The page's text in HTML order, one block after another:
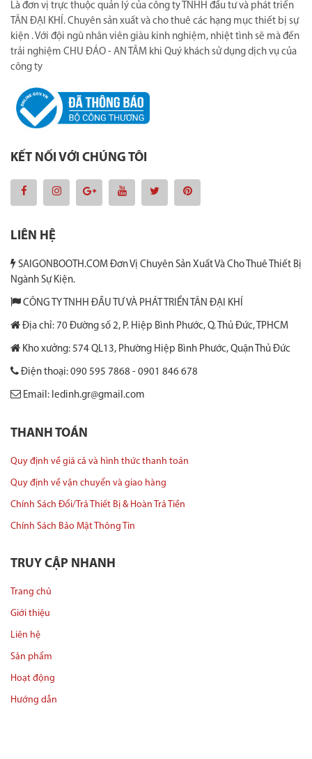
Là đơn vị trực thuộc quản lý của công ty TNHH đầu tư và phát triển
TÂN ĐẠI KHÍ. Chuyên sản xuất và cho thuê các hạng mục thiết bị sự
kiện . Với đội ngũ nhân viên giàu kinh nghiệm, nhiệt tình sẽ mà đến
trải nghiệm CHU ĐÁO - AN TÂM khi Quý khách sử dụng dịch vụ của
công ty
KẾT NỐI VỚI CHÚNG TÔI
LIÊN HỆ
SAIGONBOOTH.COM Đơn Vị Chuyên Sản Xuất Và Cho Thuê Thiết Bị
Ngành Sự Kiện.
CÔNG TY TNHH ĐẦU TƯ VÀ PHÁT TRIỂN TÂN ĐẠI KHÍ
Địa chỉ: 70 Đường số 2, P. Hiệp Bình Phước, Q. Thủ Đức, TPHCM
Kho xưởng: 574 QL13, Phường Hiệp Bình Phước, Quận Thủ Đức
Điện thoại: 090 595 7868 - 0901 846 678
Email: ledinh.gr@gmail.com
THANH TOÁN
Quy định về giá cả và hình thức thanh toán
Quy định về vận chuyển và giao hàng
Chính Sách Đổi/Trả Thiết Bị & Hoàn Trả Tiền
Chính Sách Bảo Mật Thông Tin
TRUY CẬP NHANH
Trang chủ
Giới thiệu
Liên hệ
Sản phẩm
Hoạt động
Hướng dẫn